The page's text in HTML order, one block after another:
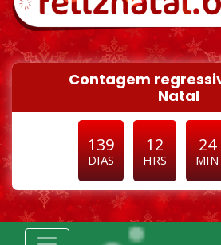
Contagem
Natal
139
DIAS
12
HRS
24
MIN